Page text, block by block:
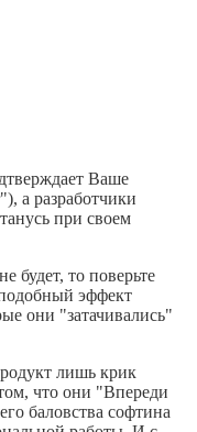
Ваше
а разработчики
при своем
будет, то поверьте
эффект
они "затачивались"
лишь крик
что они "Впереди
баловства софтина